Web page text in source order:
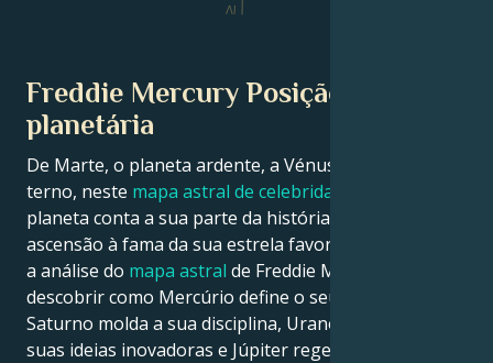
IV
Freddie Mercury Posição
planetária
De Marte, o planeta ardente, a Vénus, o planeta
terno, neste mapa astral de celebridades
planeta conta a sua parte da história sobre a
ascensão à fama da sua estrela favorita. Veja abaixo
a análise do mapa astral de Freddie Mercury para
descobrir como Mercúrio define o seu intelecto,
Saturno molda a sua disciplina, Urano desperta as
suas ideias inovadoras e Júpiter rege a sua sorte.